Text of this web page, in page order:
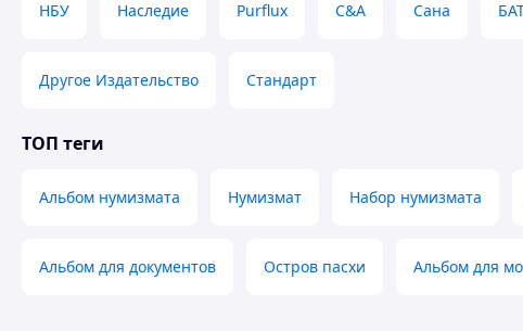
НБУ Наследие Purflux C&A Сана
Другое Издательство Стандарт
ТОП теги
Альбом нумизмата Нумизмат Набор нумизмата
Альбом для документов Остров пасхи Альбом для